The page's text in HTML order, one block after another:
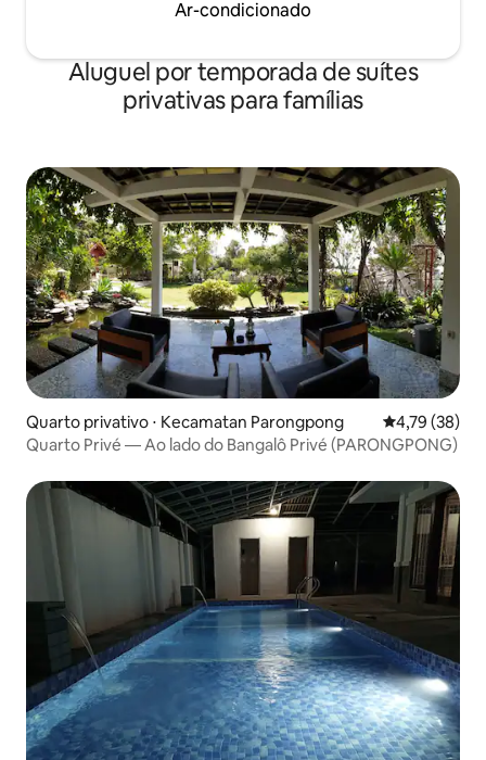
Ar-condicionado
Aluguel por temporada de suítes
privativas para famílias
Quarto privativo ⋅ Kecamatan Parongpong 4,79 de uma
4,79 (38)
Quarto Privé — Ao lado do Bangalô Privé (PARONGPONG)